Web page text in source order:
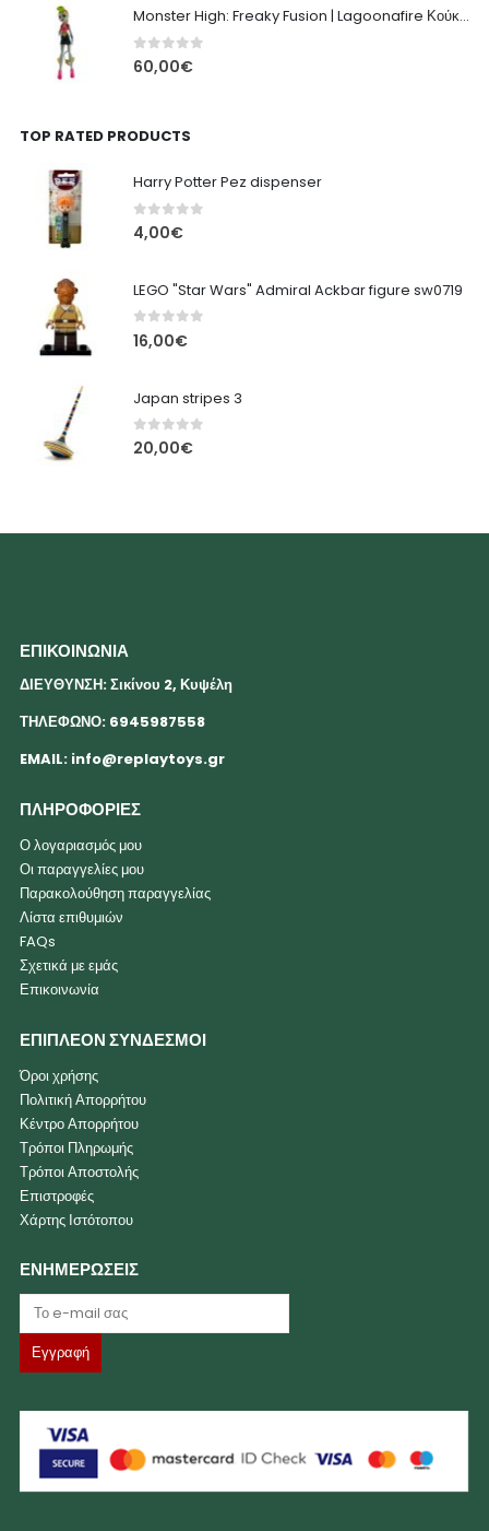
Monster High: Freaky Fusion | Lagoonafire Κούκλα Mattel 2013 - 28εκ
0 out of 5
60,00€
TOP RATED PRODUCTS
Harry Potter Pez dispenser
0 out of 5
4,00€
LEGO "Star Wars" Admiral Ackbar figure sw0719
0out of 5
16,00€
Japan stripes 3
0out of 5
20,00€
ΕΠΙΚΟΙΝΩΝΙΑ
ΔΙΕΥΘΥΝΣΗ: Σικίνου 2, Κυψέλη
ΤΗΛΕΦΩΝΟ: 6945987558
EMAIL: info@replaytoys.gr
ΠΛΗΡΟΦΟΡΙΕΣ
Ο λογαριασμός μου
Οι παραγγελίες μου
Παρακολούθηση παραγγελίας
Λίστα επιθυμιών
FAQs
Σχετικά με εμάς
Επικοινωνία
ΕΠΙΠΛΕΟΝ ΣΥΝΔΕΣΜΟΙ
Όροι χρήσης
Πολιτική Απορρήτου
Κέντρο Απορρήτου
Τρόποι Πληρωμής
Τρόποι Αποστολής
Επιστροφές
Χάρτης Ιστότοπου
ΕΝΗΜΕΡΩΣΕΙΣ